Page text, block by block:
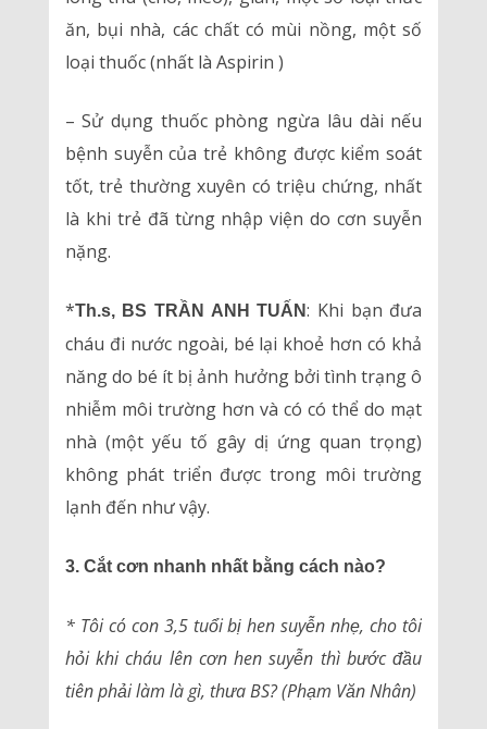
ăn, bụi nhà, các chất có mùi nồng, một số
loại thuốc (nhất là Aspirin )
– Sử dụng thuốc phòng ngừa lâu dài nếu
bệnh suyễn của trẻ không được kiểm soát
tốt, trẻ thường xuyên có triệu chứng, nhất
là khi trẻ đã từng nhập viện do cơn suyễn
nặng.
*Th.s, BS TRẦN ANH TUẤN: Khi bạn đưa
cháu đi nước ngoài, bé lại khoẻ hơn có khả
năng do bé ít bị ảnh hưởng bởi tình trạng ô
nhiễm môi trường hơn và có có thể do mạt
nhà (một yếu tố gây dị ứng quan trọng)
không phát triển được trong môi trường
lạnh đến như vậy.
3. Cắt cơn nhanh nhất bằng cách nào?
* Tôi có con 3,5 tuổi bị hen suyễn nhẹ, cho tôi
hỏi khi cháu lên cơn hen suyễn thì bước đầu
tiên phải làm là gì, thưa BS? (Phạm Văn Nhân)